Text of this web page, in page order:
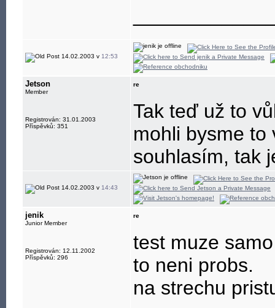
14.02.2003 v 12:53
Jetson
Member
Registrován: 31.01.2003
Příspěvků: 351
re
Tak teď už to
mohli bysme to
souhlasím, tak
14.02.2003 v 14:43
jenik
Junior Member
Registrován: 12.11.2002
Příspěvků: 296
re
test muze
to neni probs.
na strechu